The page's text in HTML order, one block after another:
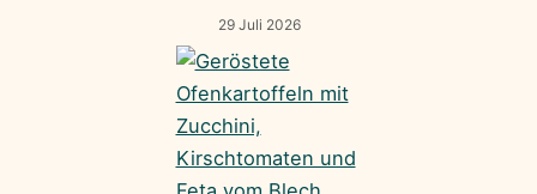
29 Juli 2026